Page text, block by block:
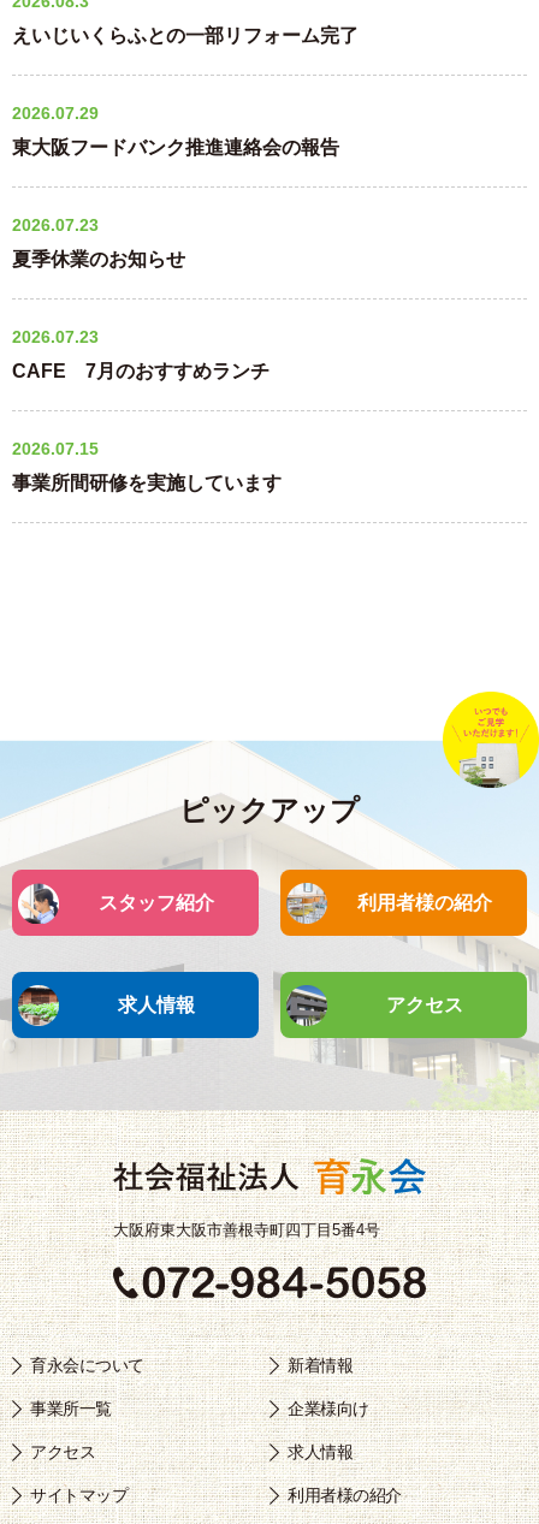
えいじいくらふとの一部リフォーム完了
2026.07.29
東大阪フードバンク推進連絡会の報告
2026.07.23
夏季休業のお知らせ
2026.07.23
CAFE 7月のおすすめランチ
2026.07.15
事業所間研修を実施しています
ピックアップ
スタッフ紹介 利用者様の紹介
求人情報 アクセス
大阪府東大阪市善根寺町四丁目5番4号
育永会について 新着情報
事業所一覧 企業様向け
アクセス 求人情報
サイトマップ 利用者様の紹介